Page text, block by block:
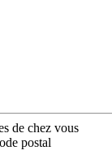
de chez vous
postal